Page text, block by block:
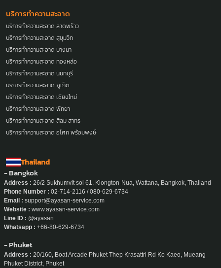
บริการทำความสะอาด
บริการทำความสะอาด ลาดพร้าว
บริการทำความสะอาด สุขุมวิท
บริการทำความสะอาด บางนา
บริการทำความสะอาด ทองหล่อ
บริการทำความสะอาด นนทบุรี
บริการทำความสะอาด ภูเก็ต
บริการทำความสะอาด เชียงใหม่
บริการทำความสะอาด พัทยา
บริการทำความสะอาด สีลม สาทร
บริการทำความสะอาด อโศก พร้อมพงษ์
Thailand
- Bangkok
Address : 26/2 Sukhumvit soi 61, Klongton-Nua, Wattana, Bangkok, Thailand
Phone Number : 02-714-2116 / 080-629-6734
Email : support@ayasan-service.com
Website : www.ayasan-service.com
Line ID : @ayasan
Whatsapp : +66-80-629-6734
- Phuket
Address : 20/160, Boat Arcade Phuket Thep Krasattri Rd Ko Kaeo, Mueang
Phuket District, Phuket